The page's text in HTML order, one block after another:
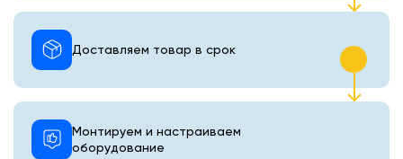
Монтируем и настраиваем
оборудование
Доставляем товар в срок